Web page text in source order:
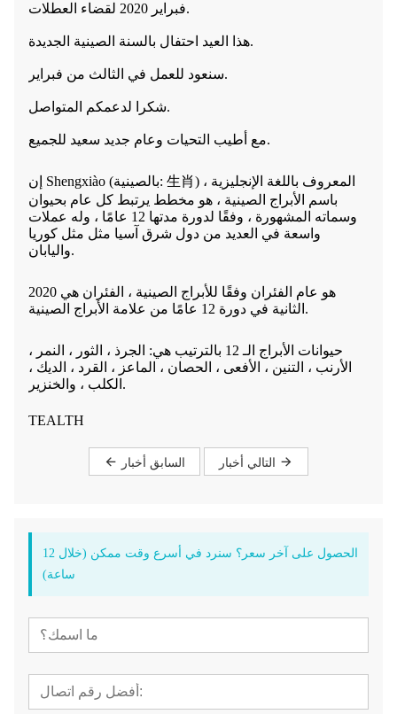
فبراير 2020 لقضاء العطلات.
هذا العيد احتفال بالسنة الصينية الجديدة.
سنعود للعمل في الثالث من فبراير.
شكرا لدعمكم المتواصل.
مع أطيب التحيات وعام جديد سعيد للجميع.
إن Shengxiào (بالصينية: 生肖) ، المعروف باللغة الإنجليزية
باسم الأبراج الصينية ، هو مخطط يرتبط كل عام بحيوان
وسماته المشهورة ، وفقًا لدورة مدتها 12 عامًا ، وله عملات
واسعة في العديد من دول شرق آسيا مثل مثل كوريا
واليابان.
2020 هو عام الفئران وفقًا للأبراج الصينية ، الفئران هي
الثانية في دورة 12 عامًا من علامة الأبراج الصينية.
حيوانات الأبراج الـ 12 بالترتيب هي: الجرذ ، الثور ، النمر ،
الأرنب ، التنين ، الأفعى ، الحصان ، الماعز ، القرد ، الديك ،
الكلب ، والخنزير.
TEALTH
السابق أخبار
الحصول على آخر سعر؟ سنرد في أسرع وقت ممكن (خلال 12
ساعة)